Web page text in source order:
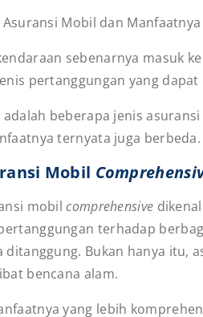
Asuransi Mobil dan Manfaatnya
sebenarnya masuk
pertanggungan yang
beberapa jenis
ternyata juga
Mobil
mobilcomprehensive
terhadap
ditanggung. Bukan hanya itu,
bencana alam.
yang lebih